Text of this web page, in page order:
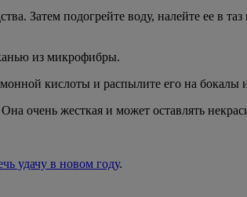
Затем подогрейте воду, налейте ее в
из микрофибры.
кислоты и распылите его на
очень жесткая и может оставлять
удачу в новом году.